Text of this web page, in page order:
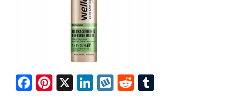
F
Pi X
Li W R